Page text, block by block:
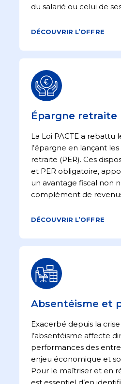
du salarié ou celui de
DÉCOUVRIR L’OFFRE
Épargne retraite
La Loi PACTE a rebattu
l’épargne en lançant
retraite (PER). Ces
et PER obligatoire,
un avantage fiscal non
complément de
DÉCOUVRIR L’OFFRE
Absentéisme et
Exacerbé depuis la
l’absentéisme affecte
performances des
enjeu économique et
Pour le maîtriser et en